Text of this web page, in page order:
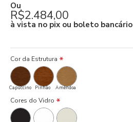
Ou
R$2.484,00
à vista no pix ou boleto bancário
Cor da Estrutura
Capuccino Pinhão Amêndoa
Cores do Vidro